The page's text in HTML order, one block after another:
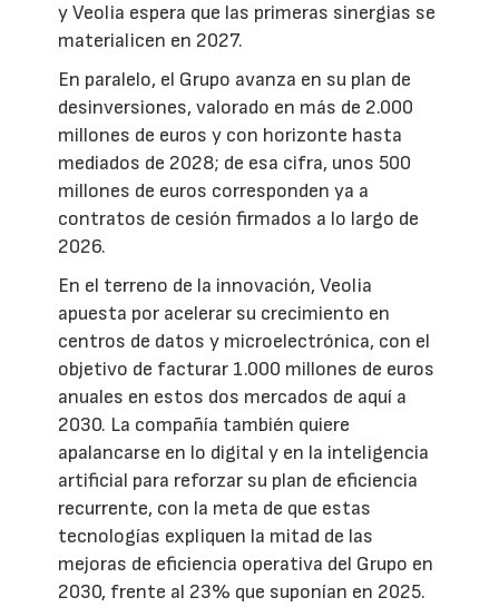
y Veolia espera que las primeras sinergias se
materialicen en 2027.
En paralelo, el Grupo avanza en su plan de
desinversiones, valorado en más de 2.000
millones de euros y con horizonte hasta
mediados de 2028; de esa cifra, unos 500
millones de euros corresponden ya a
contratos de cesión firmados a lo largo de
2026.
En el terreno de la innovación, Veolia
apuesta por acelerar su crecimiento en
centros de datos y microelectrónica, con el
objetivo de facturar 1.000 millones de euros
anuales en estos dos mercados de aquí a
2030. La compañía también quiere
apalancarse en lo digital y en la inteligencia
artificial para reforzar su plan de eficiencia
recurrente, con la meta de que estas
tecnologías expliquen la mitad de las
mejoras de eficiencia operativa del Grupo en
2030, frente al 23% que suponían en 2025.